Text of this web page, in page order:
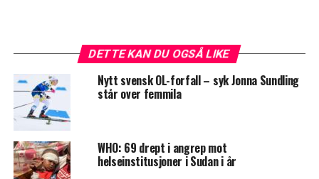
DETTE KAN DU OGSÅ LIKE
Nytt svensk OL-forfall – syk Jonna Sundling
står over femmila
WHO: 69 drept i angrep mot
helseinstitusjoner i Sudan i år